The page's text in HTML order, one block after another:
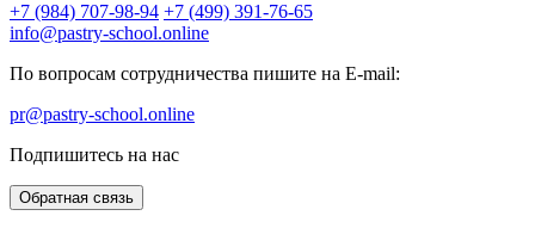
+7 (984) 707-98-94 +7 (499) 391-76-65
info@pastry-school.online
По вопросам сотрудничества пишите на E-mail:
pr@pastry-school.online
Подпишитесь на нас
Обратная связь